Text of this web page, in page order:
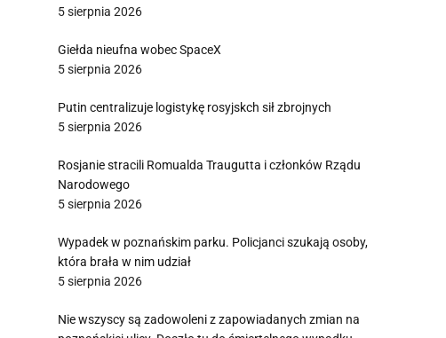
5 sierpnia 2026
Giełda nieufna wobec SpaceX
5 sierpnia 2026
Putin centralizuje logistykę rosyjskch sił zbrojnych
5 sierpnia 2026
Rosjanie stracili Romualda Traugutta i członków Rządu
Narodowego
5 sierpnia 2026
Wypadek w poznańskim parku. Policjanci szukają osoby,
która brała w nim udział
5 sierpnia 2026
Nie wszyscy są zadowoleni z zapowiadanych zmian na